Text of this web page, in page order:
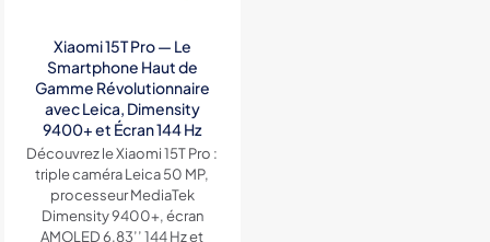
Xiaomi 15T Pro — Le
Smartphone Haut de
Gamme Révolutionnaire
avec Leica, Dimensity
9400+ et Écran 144 Hz
Découvrez le Xiaomi 15T Pro :
triple caméra Leica 50 MP,
processeur MediaTek
Dimensity 9400+, écran
AMOLED 6,83’’ 144 Hz et